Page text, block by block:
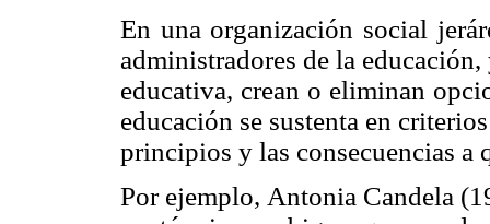
En una organización social
administradores de la
educativa, crean o eliminan
educación se sustenta en
principios y las consecuencias a
Por ejemplo, Antonia Candela